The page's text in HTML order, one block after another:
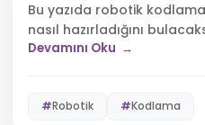
Bu yazıda robotik
nasıl hazırladığını
Devamını Oku
Robotik Kodlama